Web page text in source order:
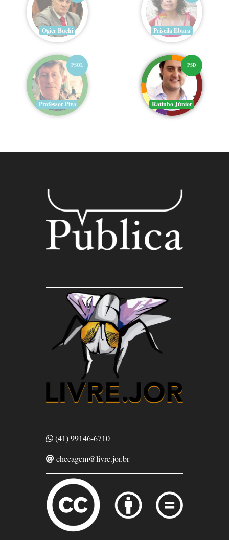
Ogier Buchi Priscila Ebara
PSOL
Professor Piva
PSD
Ratinho Júnior
(41) 99146-6710
checagem@livre.jor.br